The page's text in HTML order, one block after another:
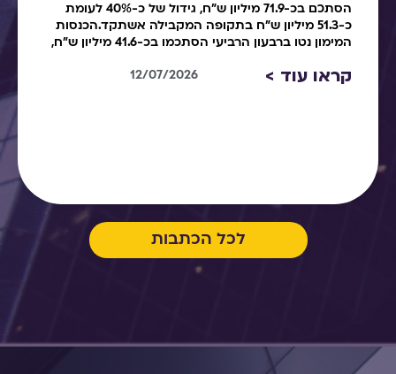
הסתכם בכ-71.9 מיליון ש"ח, גידול של כ-40% לעומת
כ-51.3 מיליון ש"ח בתקופה המקבילה אשתקד.הכנסות
המימון נטו ברבעון הרביעי הסתכמו בכ-41.6 מיליון ש"ח,
קראו עוד > 12/07/2026
לכל הכתבות